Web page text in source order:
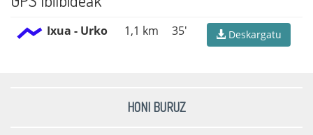
Ixua - Urko 1,1 km 35' Deskargatu
HONI BURUZ